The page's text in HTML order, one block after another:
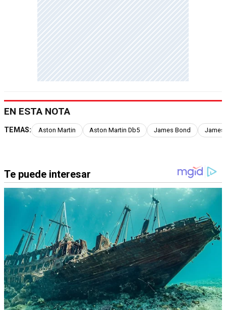
EN ESTA NOTA
TEMAS: Aston Martin Aston Martin Db5 James Bond James